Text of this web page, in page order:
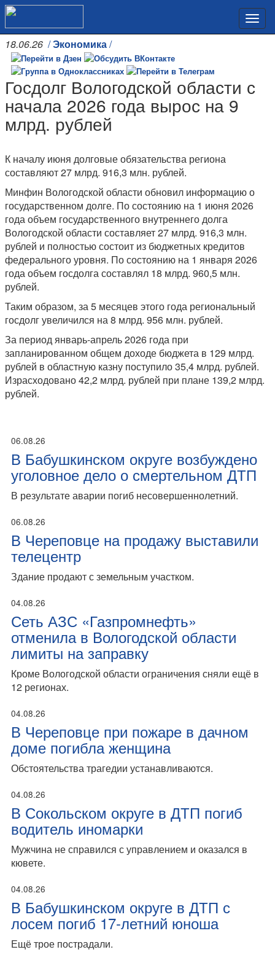
18.06.26 /Экономика/
Госдолг Вологодской области с
начала 2026 года вырос на 9
млрд. рублей
К началу июня долговые обязательства региона
составляют 27 млрд. 916,3 млн. рублей.
Минфин Вологодской области обновил информацию о
государственном долге. По состоянию на 1 июня 2026
года объем государственного внутреннего долга
Вологодской области составляет 27 млрд. 916,3 млн.
рублей и полностью состоит из бюджетных кредитов
федерального уровня. По состоянию на 1 января 2026
года объем госдолга составлял 18 млрд. 960,5 млн.
рублей.
Таким образом, за 5 месяцев этого года региональный
госдолг увеличился на 8 млрд. 956 млн. рублей.
За период январь-апрель 2026 года при
запланированном общем доходе бюджета в 129 млрд.
рублей в областную казну поступило 35,4 млрд. рублей.
Израсходовано 42,2 млрд. рублей при плане 139,2 млрд.
рублей.
06.08.26
В Бабушкинском округе возбуждено
уголовное дело о смертельном ДТП
В результате аварии погиб несовершеннолетний.
06.08.26
В Череповце на продажу выставили
телецентр
Здание продают с земельным участком.
04.08.26
Сеть АЗС «Газпромнефть»
отменила в Вологодской области
лимиты на заправку
Кроме Вологодской области ограничения сняли ещё в
12 регионах.
04.08.26
В Череповце при пожаре в дачном
доме погибла женщина
Обстоятельства трагедии устанавливаются.
04.08.26
В Сокольском округе в ДТП погиб
водитель иномарки
Мужчина не справился с управлением и оказался в
кювете.
04.08.26
В Бабушкинском округе в ДТП с
лосем погиб 17-летний юноша
Ещё трое пострадали.